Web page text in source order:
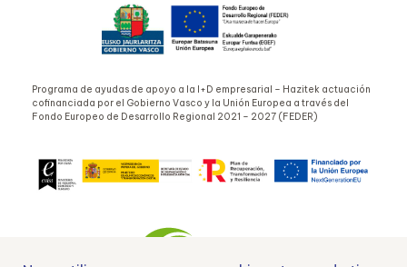
Programa de ayudas de apoyo a la I+D empresarial – Hazitek actuación
cofinanciada por el Gobierno Vasco y la Unión Europea a través del
Fondo Europeo de Desarrollo Regional 2021 – 2027 (FEDER)